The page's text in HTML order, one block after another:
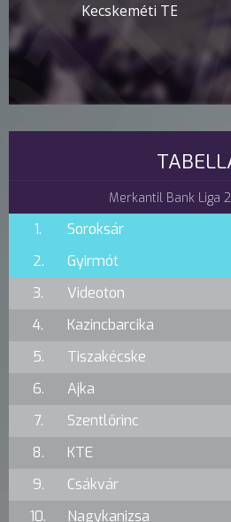
Kecskeméti TE
Merkantil Bank Liga
1. Soroksár
2.
Gyirmót
3.
Videoton
4.
Kazincbarcika
5.
Tiszakécske
6.
Ajka
7.
Szentlőrinc
8.
KTE
9.
Csákvár
10.
Nagykanizsa